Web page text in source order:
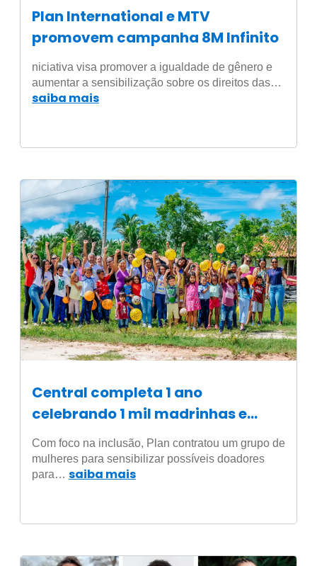
Plan International e MTV
promovem campanha 8M Infinito
niciativa visa promover a igualdade de gênero e
aumentar a sensibilização sobre os direitos das…
saiba mais
Central completa 1 ano
celebrando 1 mil madrinhas e
padrinhos brasileiros
Com foco na inclusão, Plan contratou um grupo de
mulheres para sensibilizar possíveis doadores
para… saiba mais